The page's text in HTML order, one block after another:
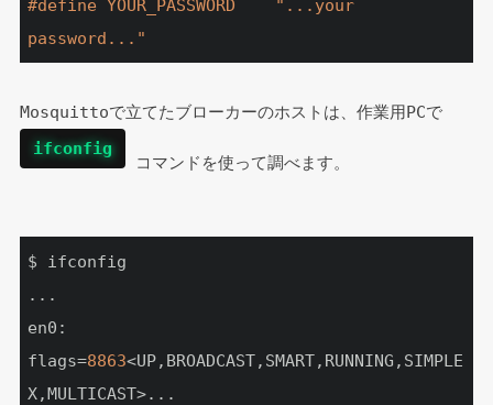
#define YOUR_PASSWORD "...your
password..."
Mosquittoで立てたブローカーのホストは、作業用PCで
ifconfig
コマンドを使って調べます。
$ ifconfig
...
en0:
flags=8863<UP,BROADCAST,SMART,RUNNING,SIMPLE
X,MULTICAST>...